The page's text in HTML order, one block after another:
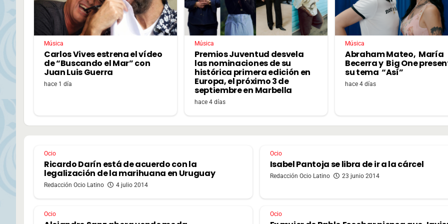
Música
Carlos Vives estrena el vídeo
de “Buscando el Mar” con
Juan Luis Guerra
hace 1 día
Música
Premios Juventud desvela
las nominaciones de su
histórica primera edición en
Europa, el próximo 3 de
septiembre en Marbella
hace 4 días
Música
Abraham Mateo, María
Becerra y Big One
su tema “Así”
hace 4 días
Ocio
Ricardo Darín está de acuerdo con la
legalización de la marihuana en Uruguay
Redacción Ocio Latino 4 julio 2014
Ocio
Isabel Pantoja se libra de ir a la cárcel
Redacción Ocio Latino 23 junio 2014
Ocio Ocio